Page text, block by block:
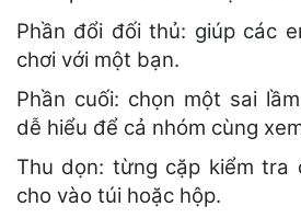
Phần đổi đối thủ: giúp các
chơi với một bạn.
Phần cuối: chọn một sai
dễ hiểu để cả nhóm cùng
Thu dọn: từng cặp kiểm tra
cho vào túi hoặc hộp.